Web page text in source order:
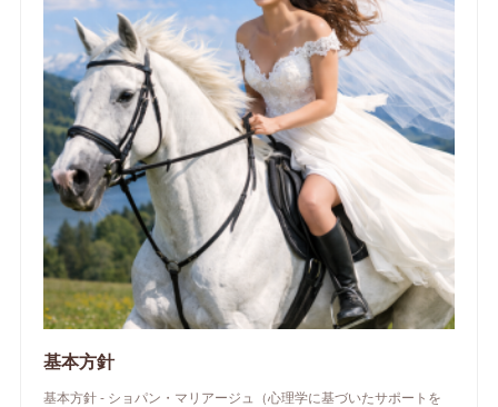
基本方針
基本方針 - ショパン・マリアージュ（心理学に基づいたサポートを